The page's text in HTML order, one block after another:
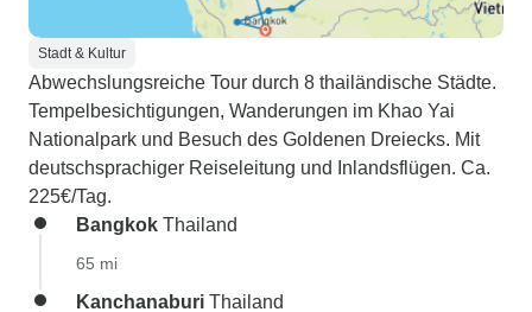
Stadt & Kultur
Abwechslungsreiche Tour durch 8 thailändische Städte.
Tempelbesichtigungen, Wanderungen im Khao Yai
Nationalpark und Besuch des Goldenen Dreiecks. Mit
deutschsprachiger Reiseleitung und Inlandsflügen. Ca.
225€/Tag.
Bangkok Thailand
65 mi
Kanchanaburi Thailand